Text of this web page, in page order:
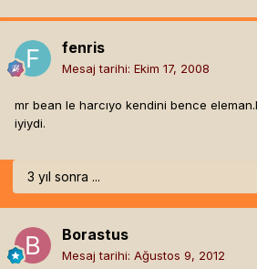
fenris
Mesaj tarihi: Ekim 17, 2008
mr bean le harcıyo kendini bence
iyiydi.
3 yıl sonra ...
Borastus
Mesaj tarihi: Ağustos 9, 2012